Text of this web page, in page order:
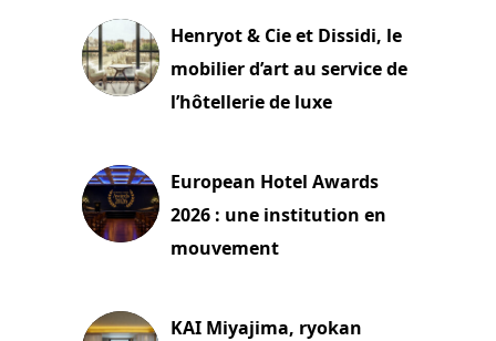
Henryot & Cie et Dissidi, le
mobilier d’art au service de
l’hôtellerie de luxe
European Hotel Awards
2026 : une institution en
mouvement
KAI Miyajima, ryokan